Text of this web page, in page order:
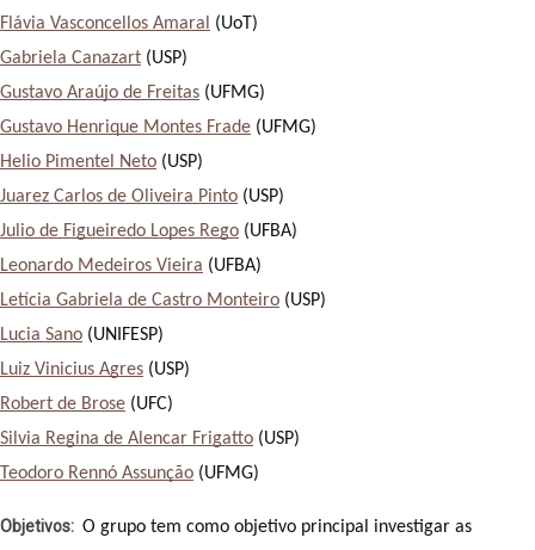
Flávia Vasconcellos Amaral
(UoT)
Gabriela Canazart (USP)
Gustavo Araújo de Freitas (UFMG)
Gustavo Henrique Montes Frade (UFMG)
Helio Pimentel Neto (USP)
Juarez Carlos de Oliveira Pinto (USP)
Julio de Figueiredo Lopes Rego (UFBA)
Leonardo Medeiros Vieira (UFBA)
Letícia Gabriela de Castro Monteiro (USP)
Lucia Sano (UNIFESP)
Luiz Vinicius Agres (USP)
Robert de Brose (UFC)
Silvia Regina de Alencar Frigatto (USP)
Teodoro Rennó Assunção (UFMG)
Objetivos
O grupo tem como objetivo principal investigar as